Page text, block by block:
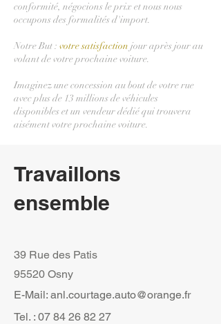
conformité, négocions le prix et nous nous
occupons des formalités d'import.
Notre But : votre satisfaction jour après jour au
volant de votre prochaine voiture.
Imaginez une concession au bout de votre rue
avec plus de 13 millions de véhicules
disponibles et un vendeur dédié qui trouvera
aisément votre prochaine voiture.
Travaillons
ensemble
39 Rue des Patis
95520 Osny
E-Mail: anl.courtage.auto@orange.fr
Tel. : 07 84 26 82 27